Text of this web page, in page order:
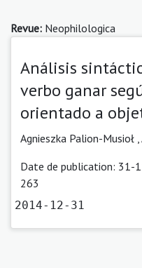
Revue: Neophilologica
Análisis
verbo ganar
orientado a
Agnieszka Palion-Musioł ,
Date de publication: 31-
263
2014-12-31